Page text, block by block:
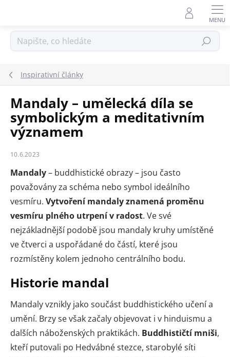
Hledat
Inspirativní články
Mandaly – umělecká díla se
symbolickým a meditativním
významem
10.6.2023
Mandaly– buddhistické obrazy – jsou často
považovány za schéma nebo symbol ideálního
vesmíru. Vytvoření mandaly znamená proměnu
vesmíru plného utrpení v radost. Ve své
nejzákladnější podobě jsou mandaly kruhy umístěné
ve čtverci a uspořádané do částí, které jsou
rozmístěny kolem jednoho centrálního bodu.
Historie mandal
Mandaly vznikly jako součást buddhistického učení a
umění. Brzy se však začaly objevovat i v hinduismu a
dalších náboženských praktikách. Buddhističtí mniši,
kteří putovali po Hedvábné stezce, starobylé síti